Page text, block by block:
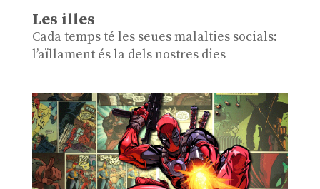
Les illes
Cada temps té les seues malalties socials:
l’aïllament és la dels nostres dies